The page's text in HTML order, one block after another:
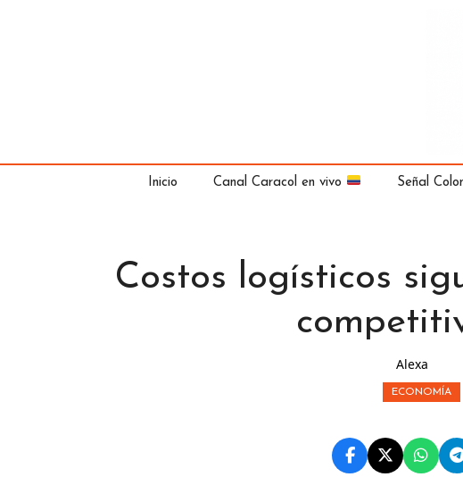
Inicio Canal Caracol en vivo Señal
Costos logísticos
Alexa
ECONOMÍA